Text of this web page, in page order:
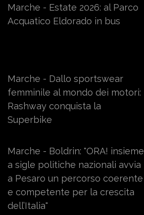
Marche - Estate 2026: al Parco
Acquatico Eldorado in bus
Marche - Dallo sportswear
femminile al mondo dei motori:
Rashway conquista la
Superbike
Marche - Boldrin: "ORA! insieme
a sigle politiche nazionali avvia
a Pesaro un percorso coerente
e competente per la crescita
dell’Italia"